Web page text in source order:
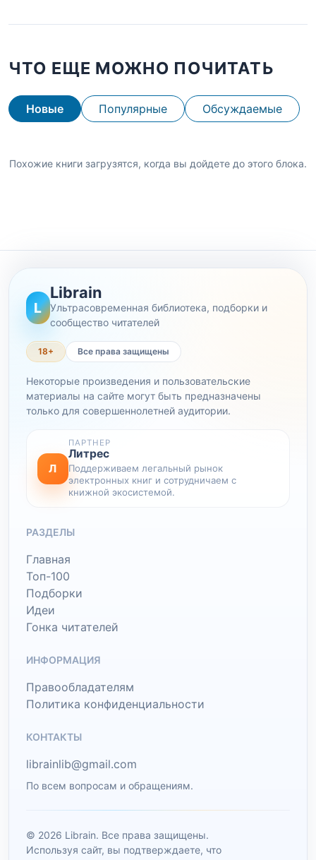
ЧТО ЕЩЕ МОЖНО ПОЧИТАТЬ
Новые Популярные Обсуждаемые
Похожие книги загрузятся, когда вы дойдете до этого блока.
L
Librain
Ультрасовременная библиотека, подборки и
сообщество читателей
18+ Все права защищены
Некоторые произведения и пользовательские
материалы на сайте могут быть предназначены
только для совершеннолетней аудитории.
Л
ПАРТНЕР
Литрес
Поддерживаем легальный рынок
электронных книг и сотрудничаем с
книжной экосистемой.
РАЗДЕЛЫ
Главная
Топ-100
Подборки
Идеи
Гонка читателей
ИНФОРМАЦИЯ
Правообладателям
Политика конфиденциальности
КОНТАКТЫ
librainlib@gmail.com
По всем вопросам и обращениям.
© 2026 Librain. Все права защищены.
Используя сайт, вы подтверждаете, что